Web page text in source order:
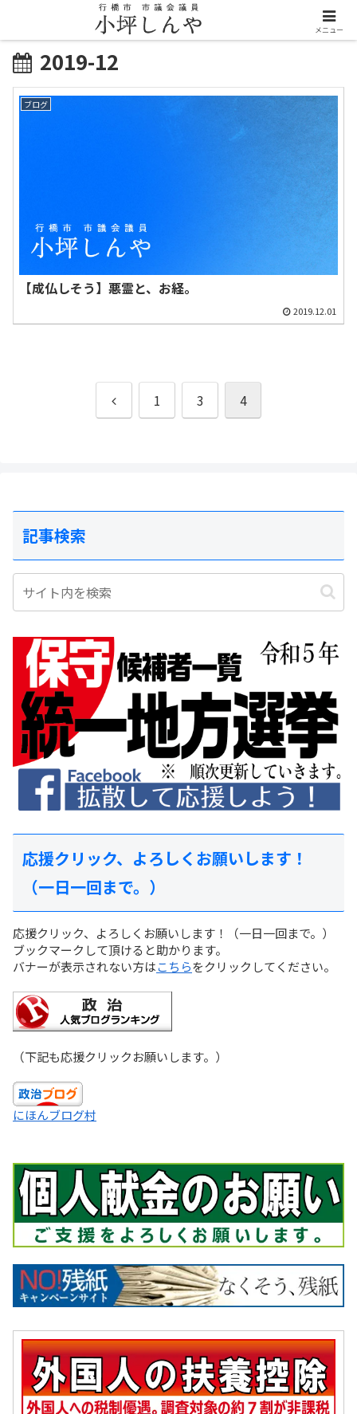
2019-12
ブログ
【成仏しそう】悪霊と、お経。
2019.12.01
前
1 3 4
記事検索
応援クリック、よろしくお願いします！
（一日一回まで。）
応援クリック、よろしくお願いします！（一日一回まで。）
ブックマークして頂けると助かります。
バナーが表示されない方はこちらをクリックしてください。
（下記も応援クリックお願いします。）
にほんブログ村
メニュー